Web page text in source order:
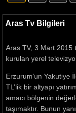
Aras Tv Bilgileri
Aras TV, 3 Mart 2015
kurulan yerel
Erzurum’un Yakutiye
TL’lik bir altyapı
amacı bölgenin
taşımaktır. Bunun